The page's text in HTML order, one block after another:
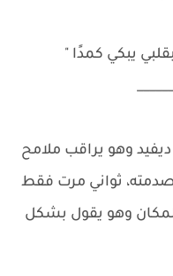
يبكي كمدًا "
وهو يراقب ملامح
صدمته، ثواني مرت فقط
وهو يقول بشكل